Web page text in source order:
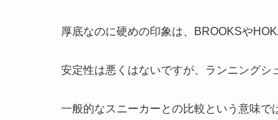
厚底なのに硬めの印象は、BROOKSや
安定性は悪くはないですが、ランニングシ
一般的なスニーカーとの比較という意味